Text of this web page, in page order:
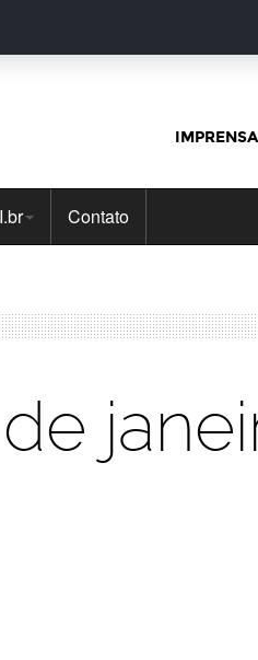
IMPRENSA
Contato